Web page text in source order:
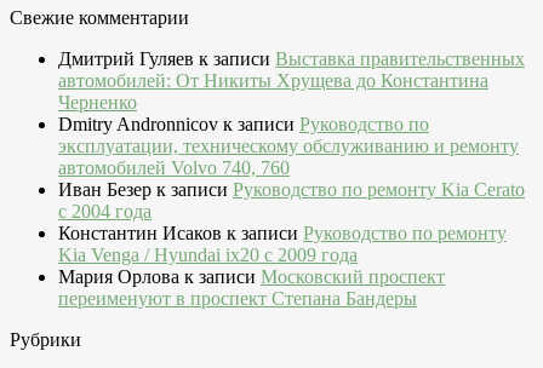
Свежие комментарии
Дмитрий Гуляев к записи Выставка правительственных
автомобилей: От Никиты Хрущева до Константина
Черненко
Dmitry Andronnicov к записи Руководство по
эксплуатации, техническому обслуживанию и ремонту
автомобилей Volvo 740, 760
Иван Безер к записи Руководство по ремонту Kia Cerato
c 2004 года
Константин Исаков к записи Руководство по ремонту
Kia Venga / Hyundai ix20 c 2009 года
Мария Орлова к записи Московский проспект
переименуют в проспект Степана Бандеры
Рубрики